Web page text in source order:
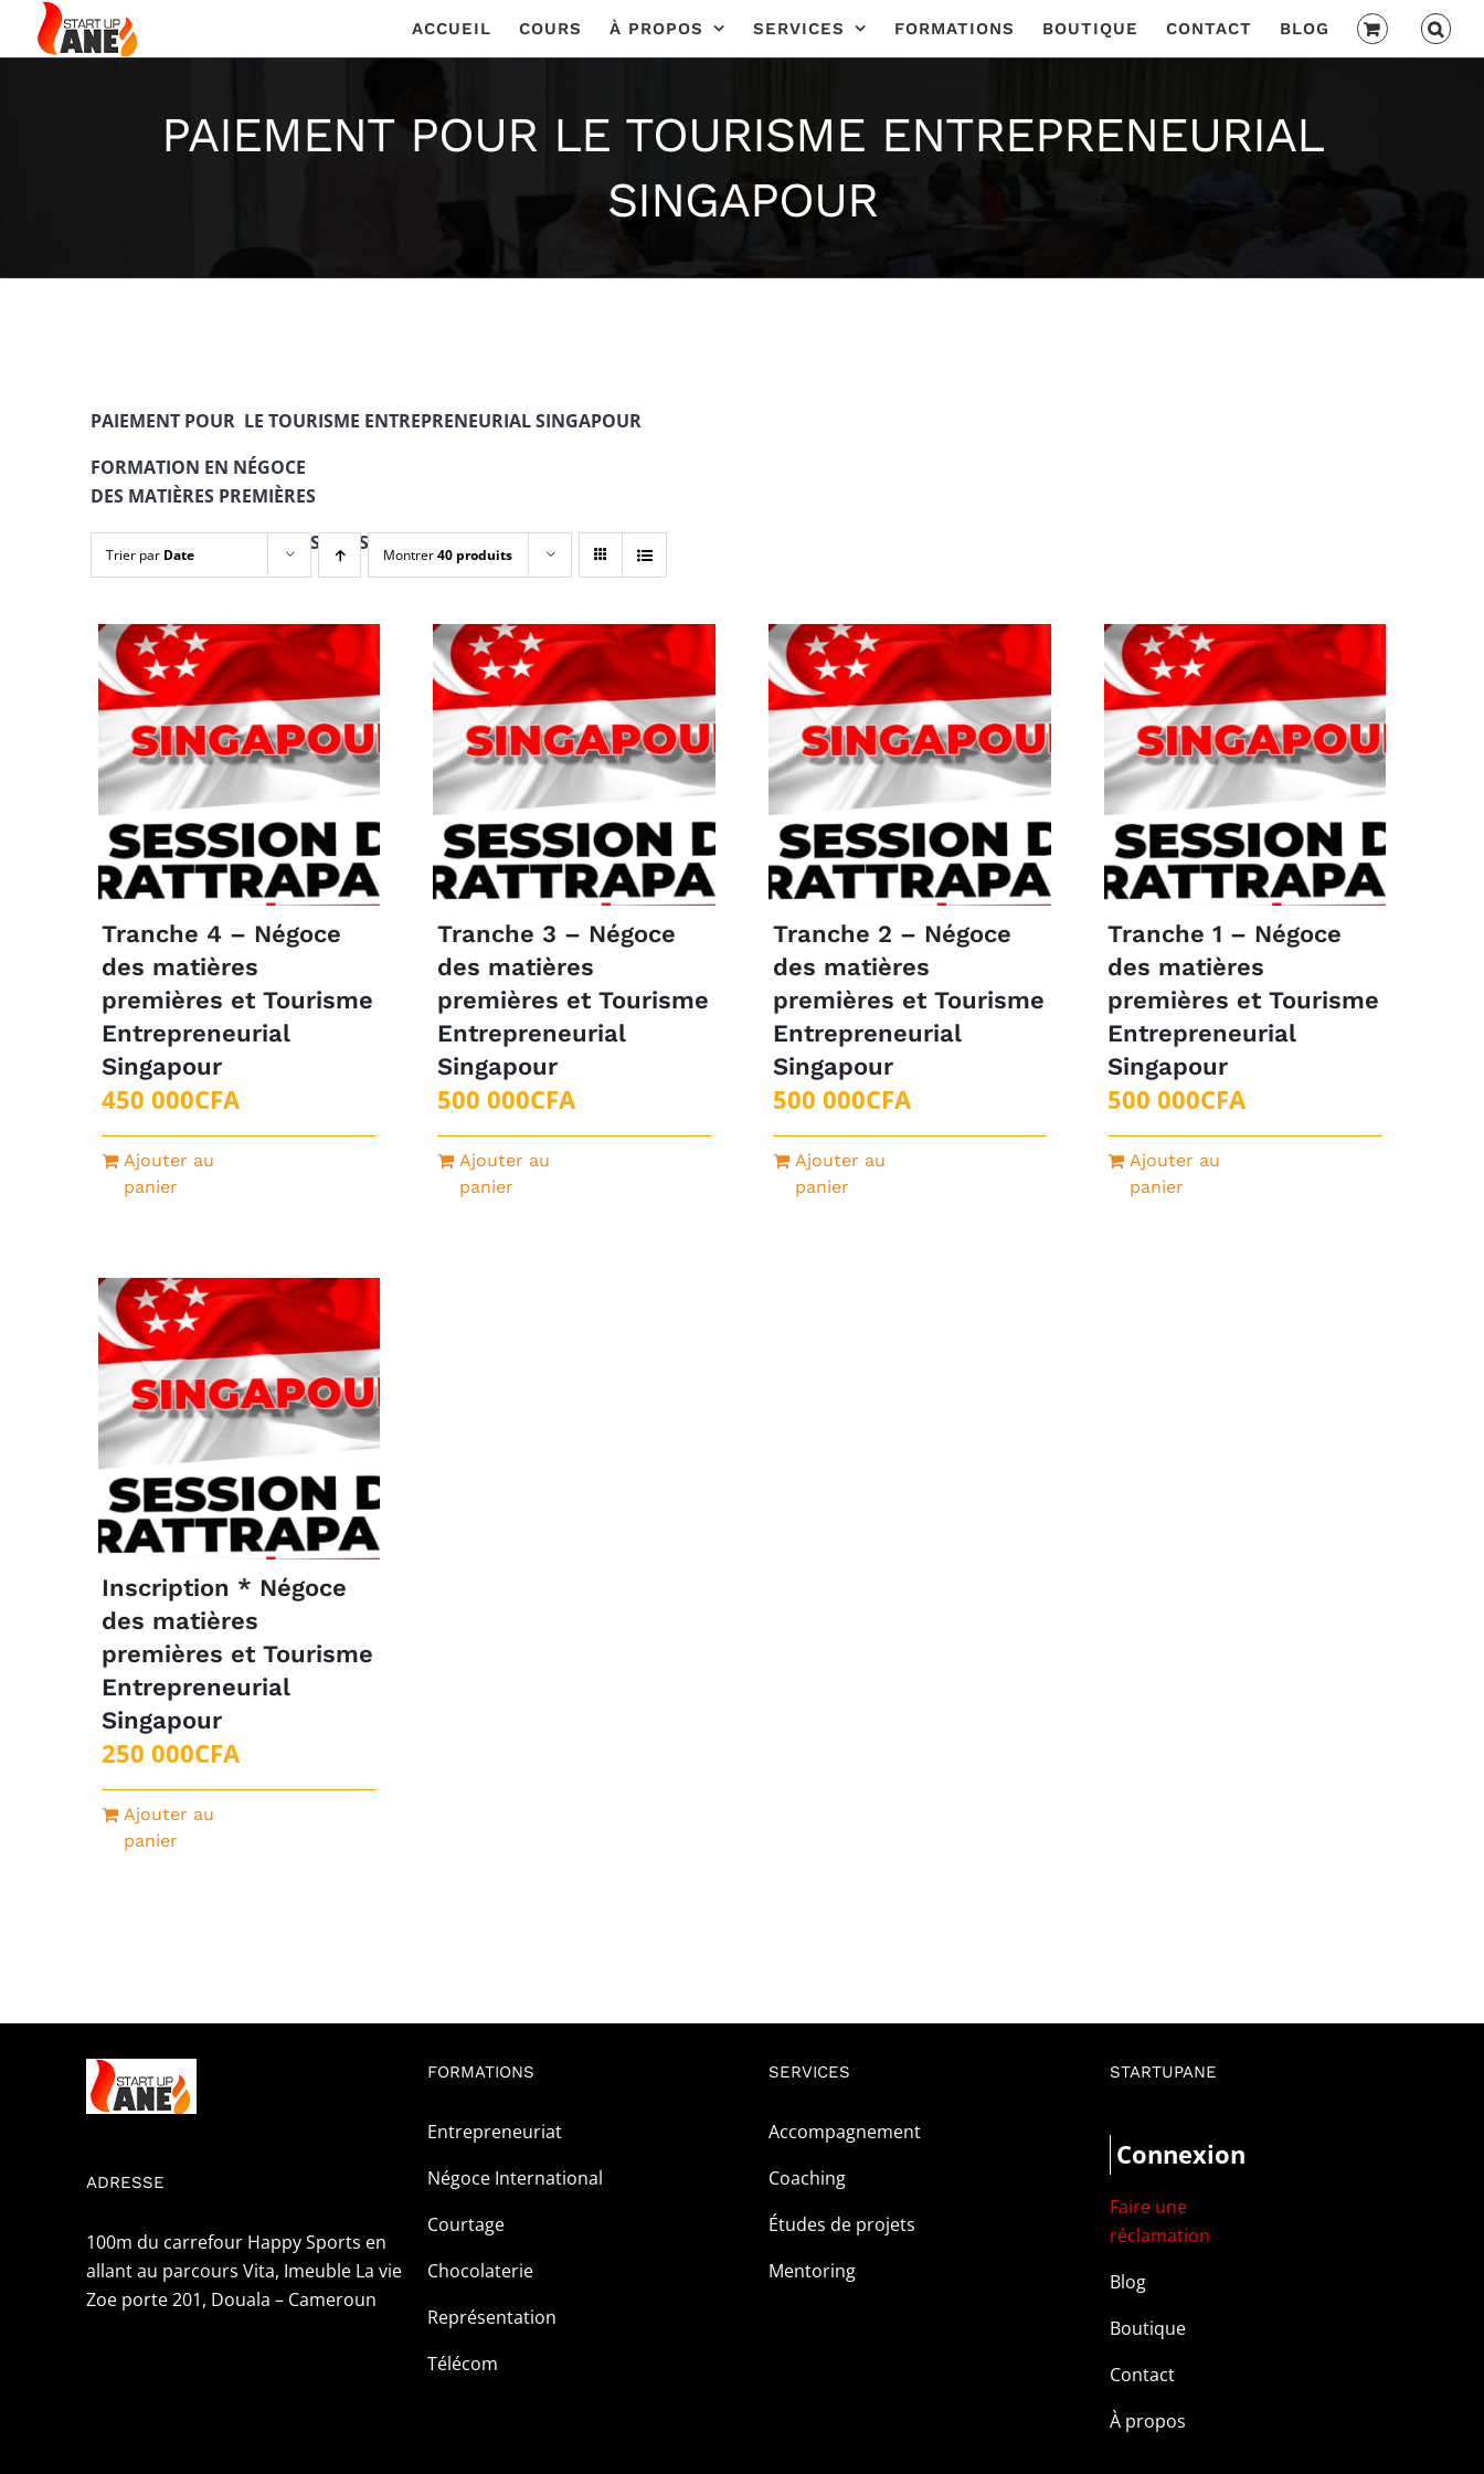
Passer
ACCUEIL COURS À PROPOS SERVICES FORMATIONS BOUTIQUE CONTACT BLOG
PAIEMENT POUR LE TOURISME ENTREPRENEURIAL
SINGAPOUR
PAIEMENT POUR LE TOURISME ENTREPRENEURIAL SINGAPOUR
FORMATION EN NÉGOCE
DES MATIÈRES PREMIÈRES
PAIEMENT EN 4 TRANCHES + INSCRIPTION
Trier par Date Montrer40 produits
Tranche 4 – Négoce
des matières
premières et Tourisme
Entrepreneurial
Singapour
450 000CFA
Ajouter au
panier
Tranche 3 – Négoce
des matières
premières et Tourisme
Entrepreneurial
Singapour
500 000CFA
Ajouter au
panier
Tranche 2 – Négoce
des matières
premières et Tourisme
Entrepreneurial
Singapour
500 000CFA
Ajouter au
panier
Tranche 1 – Négoce
des matières
premières et Tourisme
Entrepreneurial
Singapour
500 000CFA
Ajouter au
panier
Inscription * Négoce
des matières
premières et Tourisme
Entrepreneurial
Singapour
250 000CFA
Ajouter au
panier
ADRESSE
100m du carrefour Happy Sports en
allant au parcours Vita, Imeuble La vie
Zoe porte 201, Douala – Cameroun
FORMATIONS
Entrepreneuriat
Négoce International
Courtage
Chocolaterie
Représentation
Télécom
SERVICES
Accompagnement
Coaching
Études de projets
Mentoring
STARTUPANE
Connexion
Faire une
réclamation
Blog
Boutique
Contact
À propos